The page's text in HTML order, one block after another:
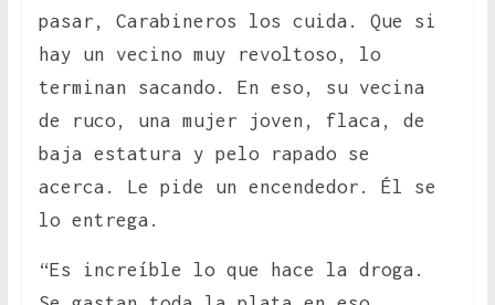
pasar, Carabineros los cuida. Que si
hay un vecino muy revoltoso, lo
terminan sacando. En eso, su vecina
de ruco, una mujer joven, flaca, de
baja estatura y pelo rapado se
acerca. Le pide un encendedor. Él se
lo entrega.
“Es increíble lo que hace la droga.